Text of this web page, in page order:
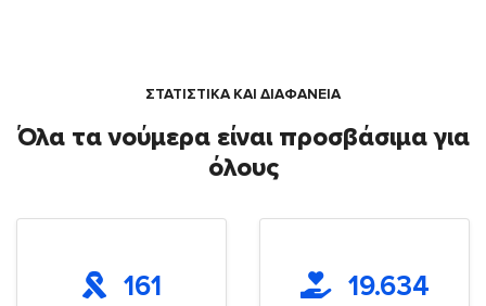
ΣΤΑΤΙΣΤΙΚΑ ΚΑΙ ΔΙΑΦΑΝΕΙΑ
Όλα τα νούμερα είναι προσβάσιμα για
όλους
161 19.634